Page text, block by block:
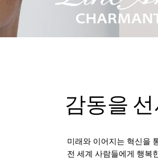
감동을
미래와 이어지는 혁신을
전 세계 사람들에게 행복